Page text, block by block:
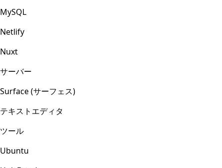
MySQL
Netlify
Nuxt
サーバー
Surface (サーフェス)
テキストエディタ
ツール
Ubuntu